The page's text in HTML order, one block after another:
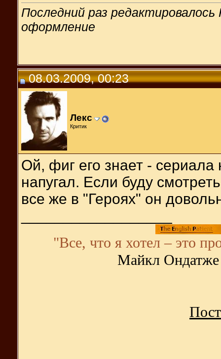
Последний раз
оформление
08.03.2009, 00:23
Лекс
Критик
Ой, фиг его знает -
напугал. Если буду
все же в "Героях" он
"Все, что я хотел – это
Майкл Ондатже